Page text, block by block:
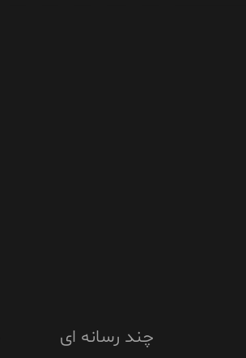
چند رسانه ای